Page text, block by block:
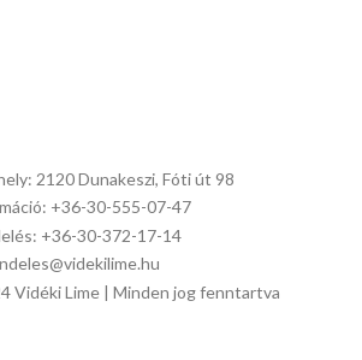
2120 Dunakeszi, Fóti út 98
+36-30-555-07-47
+36-30-372-17-14
Vidéki Lime | Minden jog fenntartva